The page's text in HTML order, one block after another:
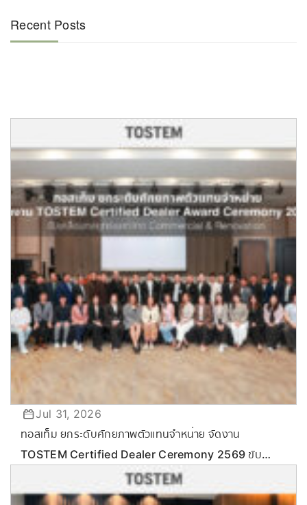
Recent Posts
Jul 31, 2026
ทอสเท็ม ยกระดับศักยภาพตัวแทนจำหน่าย จัดงาน
TOSTEM Certified Dealer Ceremony 2569 ขับ
เคลื่อนกลยุทธ์ลุยตลาด Commercial & Renovation